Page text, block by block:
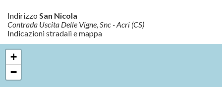
Indirizzo San Nicola
Contrada Uscita Delle Vigne, Snc - Acri (CS)
Indicazioni stradali e mappa
+
−